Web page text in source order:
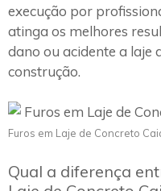
execução por
atinga os melhores
dano ou acidente a laje
construção.
Furos em Laje de Concreto
Qual a diferença